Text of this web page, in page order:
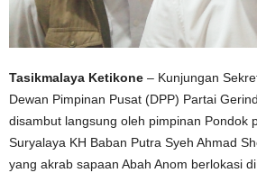
Tasikmalaya Ketikone – Kunjungan
Dewan Pimpinan Pusat (DPP) Partai
disambut langsung oleh pimpinan Pondok
Suryalaya KH Baban Putra Syeh Ahmad
yang akrab sapaan Abah Anom berlokasi